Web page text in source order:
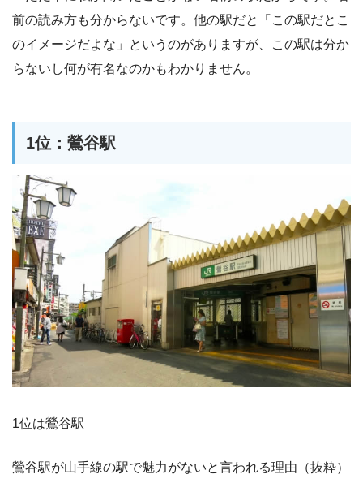
前の読み方も分からないです。他の駅だと「この駅だとこ
のイメージだよな」というのがありますが、この駅は分か
らないし何が有名なのかもわかりません。
1位：鶯谷駅
1位は鶯谷駅
鶯谷駅が山手線の駅で魅力がないと言われる理由（抜粋）